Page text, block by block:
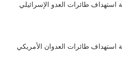
استهداف طائرات العدو الإسرائيلي
استهداف طائرات العدوان الأمريكي